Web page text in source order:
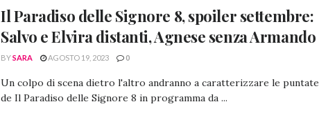
Il Paradiso delle Signore 8, spoiler settembre:
Salvo e Elvira distanti, Agnese senza Armando
BYSARA AGOSTO 19, 2023 0
Un colpo di scena dietro l'altro andranno a caratterizzare le puntate
de Il Paradiso delle Signore 8 in programma da ...